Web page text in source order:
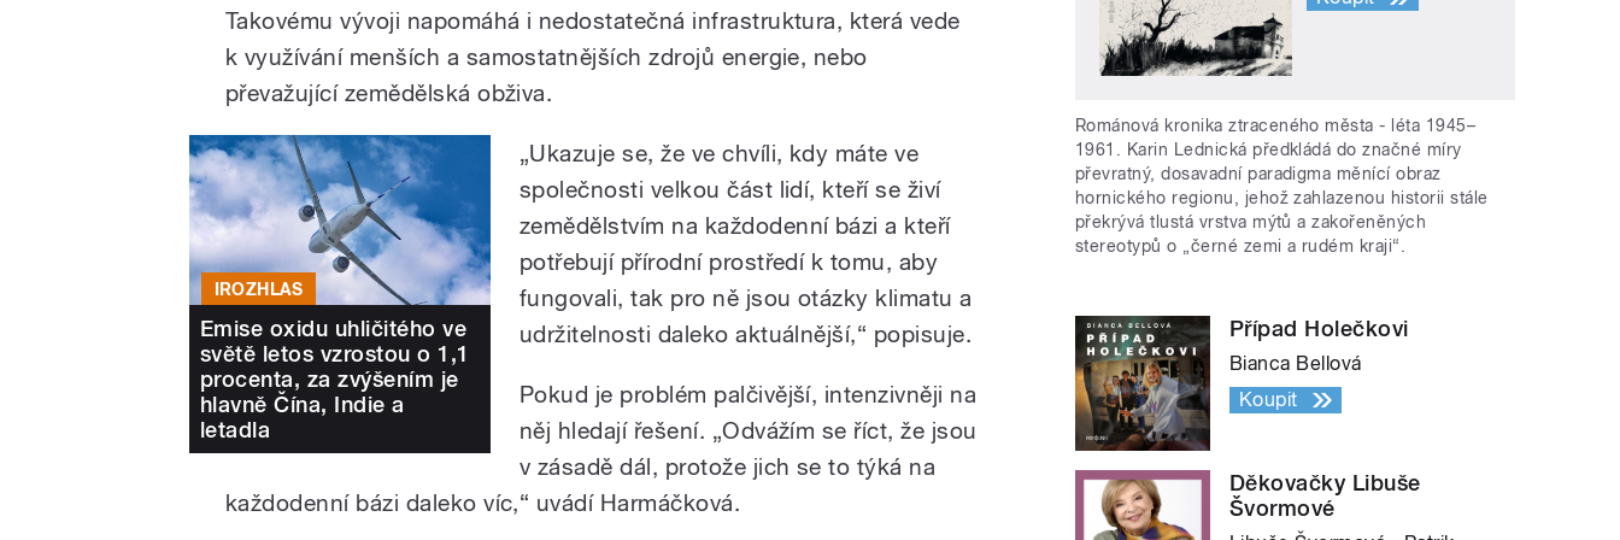
Takovému vývoji napomáhá i nedostatečná infrastruktura, která vede
k využívání menších a samostatnějších zdrojů energie, nebo
převažující zemědělská obživa.
IROZHLAS
Emise oxidu uhličitého ve
světě letos vzrostou o 1,1
procenta, za zvýšením je
hlavně Čína, Indie a
letadla
„Ukazuje se, že ve chvíli, kdy máte ve
společnosti velkou část lidí, kteří se živí
zemědělstvím na každodenní bázi a kteří
potřebují přírodní prostředí k tomu, aby
fungovali, tak pro ně jsou otázky klimatu a
udržitelnosti daleko aktuálnější,“ popisuje.
Pokud je problém palčivější, intenzivněji na
něj hledají řešení. „Odvážím se říct, že jsou
v zásadě dál, protože jich se to týká na
každodenní bázi daleko víc,“ uvádí Harmáčková.
Románová kronika ztraceného města - léta 1945–
1961. Karin Lednická předkládá do značné míry
převratný, dosavadní paradigma měnící obraz
hornického regionu, jehož zahlazenou historii stále
překrývá tlustá vrstva mýtů a zakořeněných
stereotypů o „černé zemi a rudém kraji“.
Případ Holečkovi
Bianca Bellová
Koupit
Děkovačky Libuše
Švormové